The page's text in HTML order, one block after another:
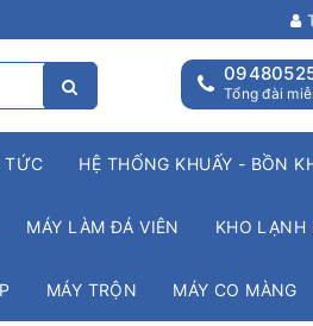
Tổng đài
TỨC HỆ THỐNG KHUẤY - BỒN
MÁY LÀM ĐÁ VIÊN KHO LẠNH
MÁY TRỘN MÁY CO MÀNG